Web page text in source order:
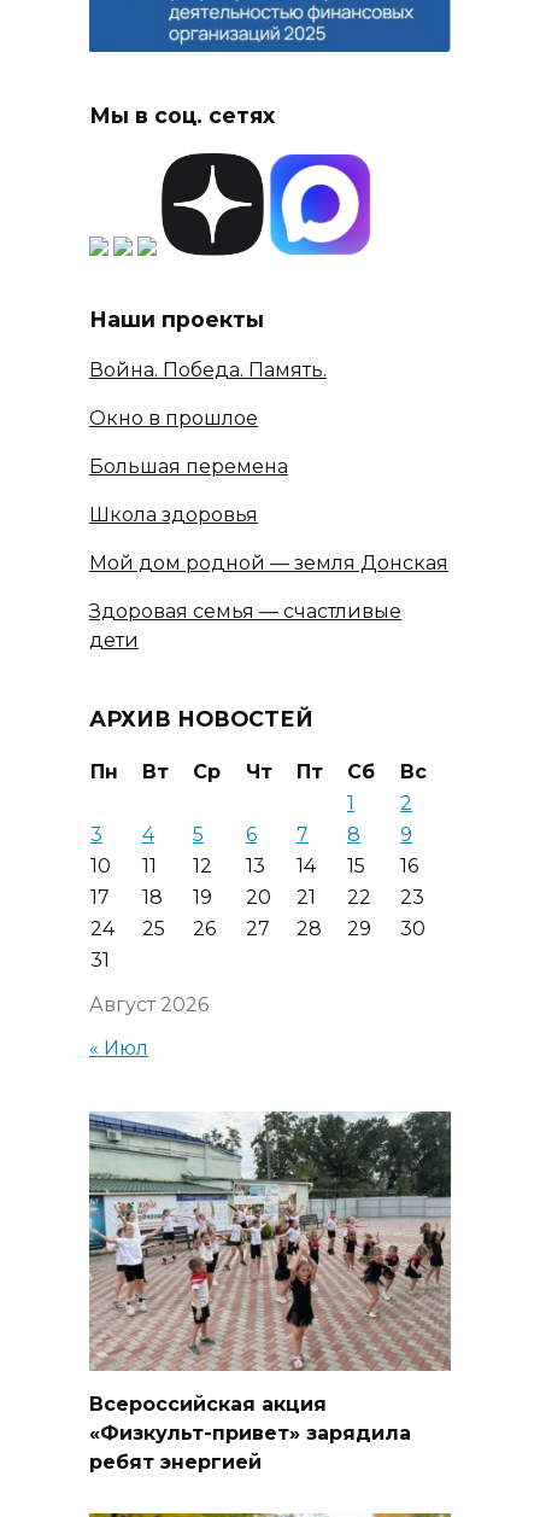
Мы в соц. сетях
Наши проекты
Война. Победа. Память.
Окно в прошлое
Большая перемена
Школа здоровья
Мой дом родной — земля Донская
Здоровая семья — счастливые
дети
АРХИВ НОВОСТЕЙ
Август 2026
Пн Вт Ср Чт Пт Сб
Вс
1
2
3
4 5 6 7 8
9
10
11 12 13 14 15
16
17
18 19 20 21 22
23
24
25 26 27 28 29
30
31
« Июл
Всероссийская акция
«Физкульт-привет» зарядила
ребят энергией